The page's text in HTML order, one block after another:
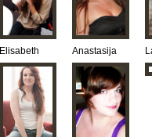
Elisabeth Anastasija